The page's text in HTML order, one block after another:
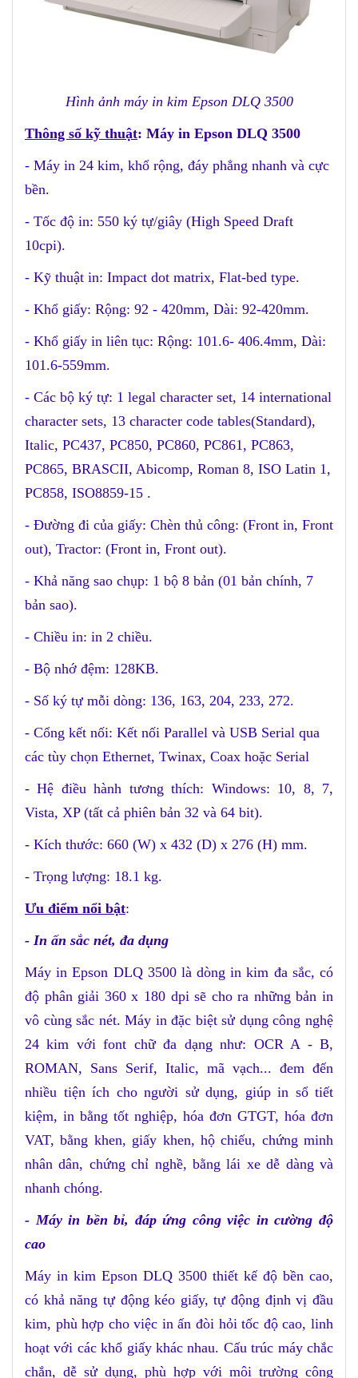
Hình ảnh máy in kim Epson DLQ 3500
Thông số kỹ thuật: Máy in Epson DLQ 3500
- Máy in 24 kim, khổ rộng, đáy phẳng nhanh và cực
bền.
- Tốc độ in: 550 ký tự/giây (High Speed Draft
10cpi).
- Kỹ thuật in: Impact dot matrix, Flat-bed type.
- Khổ giấy: Rộng: 92 - 420mm, Dài: 92-420mm.
- Khổ giấy in liên tục: Rộng: 101.6- 406.4mm, Dài:
101.6-559mm.
- Các bộ ký tự: 1 legal character set, 14 international
character sets, 13 character code tables(Standard),
Italic, PC437, PC850, PC860, PC861, PC863,
PC865, BRASCII, Abicomp, Roman 8, ISO Latin 1,
PC858, ISO8859-15 .
- Đường đi của giấy: Chèn thủ công: (Front in, Front
out), Tractor: (Front in, Front out).
- Khả năng sao chụp: 1 bộ 8 bản (01 bản chính, 7
bản sao).
- Chiều in: in 2 chiều.
- Bộ nhớ đệm: 128KB.
- Số ký tự mỗi dòng: 136, 163, 204, 233, 272.
- Cổng kết nối: Kết nối Parallel và USB Serial qua
các tùy chọn Ethernet, Twinax, Coax hoặc Serial
- Hệ điều hành tương thích: Windows: 10, 8, 7,
Vista, XP (tất cả phiên bản 32 và 64 bit).
- Kích thước: 660 (W) x 432 (D) x 276 (H) mm.
- Trọng lượng: 18.1 kg.
Ưu điểm nổi bật:
- In ấn sắc nét, đa dụng
Máy in Epson DLQ 3500 là dòng in kim đa sắc, có
độ phân giải 360 x 180 dpi sẽ cho ra những bản in
vô cùng sắc nét. Máy in đặc biệt sử dụng công nghệ
24 kim với font chữ đa dạng như: OCR A - B,
ROMAN, Sans Serif, Italic, mã vạch... đem đến
nhiều tiện ích cho người sử dụng, giúp in sổ tiết
kiệm, in bằng tốt nghiệp, hóa đơn GTGT, hóa đơn
VAT, bằng khen, giấy khen, hộ chiếu, chứng minh
nhân dân, chứng chỉ nghề, bằng lái xe dễ dàng và
nhanh chóng.
- Máy in bền bỉ, đáp ứng công việc in cường độ
cao
Máy in kim Epson DLQ 3500 thiết kế độ bền cao,
có khả năng tự động kéo giấy, tự động định vị đầu
kim, phù hợp cho việc in ấn đòi hỏi tốc độ cao, linh
hoạt với các khổ giấy khác nhau. Cấu trúc máy chắc
chắn, dễ sử dụng, phù hợp với môi trường công